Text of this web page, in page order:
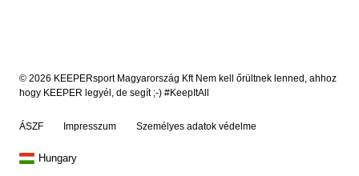
© 2026 KEEPERsport Magyarország Kft Nem kell őrültnek lenned, ahhoz
hogy KEEPER legyél, de segít ;-) #KeepItAll
ÁSZF Impresszum Személyes adatok védelme
Hungary